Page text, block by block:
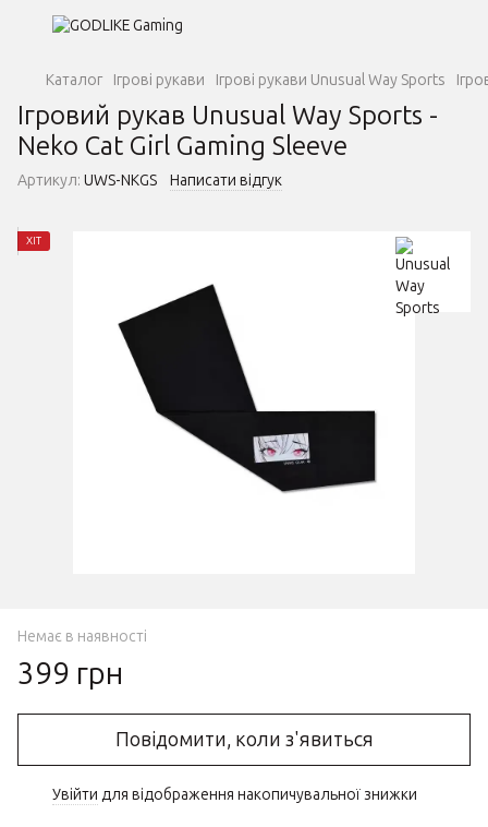
Каталог Ігрові рукави Ігрові рукави Unusual Way Sports
Ігровий рукав Unusual Way Sports -
Neko Cat Girl Gaming Sleeve
Артикул: UWS-NKGS Написати відгук
ХІТ
Немає в наявності
399 грн
Повідомити, коли з'явиться
Увійти для відображення накопичувальної знижки